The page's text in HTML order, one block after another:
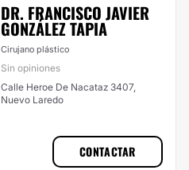
DR. FRANCISCO JAVIER
GONZÁLEZ TAPIA
Cirujano plástico
Sin opiniones
Calle Heroe De Nacataz 3407,
Nuevo Laredo
CONTACTAR